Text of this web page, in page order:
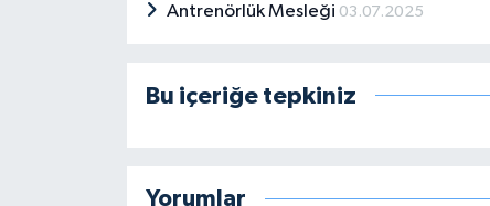
Antrenörlük Mesleği 03.07.2025
Bu içeriğe tepkiniz
Yorumlar